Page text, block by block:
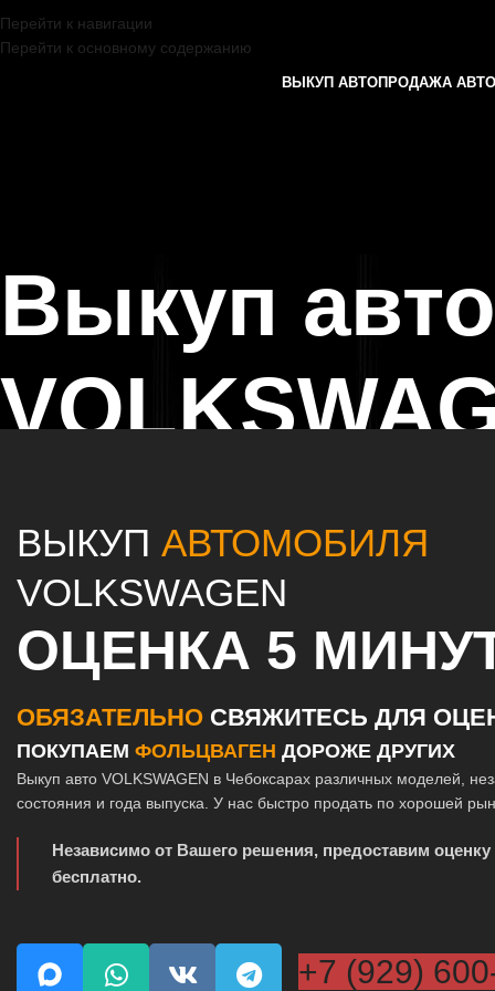
Перейти к навигации
Перейти к основному содержанию
ВЫКУП АВТОПРОДАЖА
Выкуп
ВЫКУП АВТОМОБИЛЯ
VOLKSWAGEN
ОЦЕНКА 5
ОБЯЗАТЕЛЬНО СВЯЖИТЕСЬ ДЛЯ
ПОКУПАЕМ ФОЛЬЦВАГЕН ДОРОЖЕ ДРУГИХ
Выкуп авто VOLKSWAGEN в Чебоксарах различных моделей,
состояния и года выпуска. У нас быстро продать по хорошей
Независимо от Вашего решения, предоставим
бесплатно.
+7 (929)